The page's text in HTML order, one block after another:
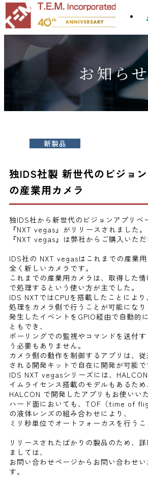
お知ら
新製品
独IDS社製 新世代のビジョ
の産業用カメラ
独IDS社から新世代のビジョンアプリベ
『NXT vegas』がリリースされました。
『NXT vegas』は弊社からご購入いただ
IDS社の NXT vegasはこれまでの産業用
全く新しいカメラです。
これまでの産業用カメラは、取得した
で処理するという使い方が主でした。
IDS NXTではCPUを搭載したことによ
処理をカメラ側で行うことが可能になり
発生したイベントをGPIO経由で自動的
ともでき、
ポーリングでの監視やコマンドを送付
う必要もありません。
カメラ側の動作を制御するアプリは、
される開発キットで自在に開発が可能で
IDS NXT vegasシリーズには、
イムライセンス搭載のモデルもあるため
HALCON で開発したアプリもお使いい
ハード面においても、TOF（time of
の液体レンズの組み合わせにより、
ミリ秒単位でオートフォーカスを行うこ
リリースされたばかりの製品のため、
ましては、
お問い合わせページからお問い合わせ
す。